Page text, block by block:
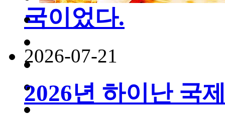
국이었다.
2026-07-21
2026년 하이난 국